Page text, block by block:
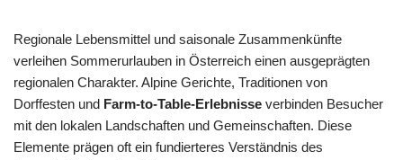
Regionale Lebensmittel und saisonale Zusammenkünfte
verleihen Sommerurlauben in Österreich einen ausgeprägten
regionalen Charakter. Alpine Gerichte, Traditionen von
Dorffesten und Farm-to-Table-Erlebnisse verbinden Besucher
mit den lokalen Landschaften und Gemeinschaften. Diese
Elemente prägen oft ein fundierteres Verständnis des